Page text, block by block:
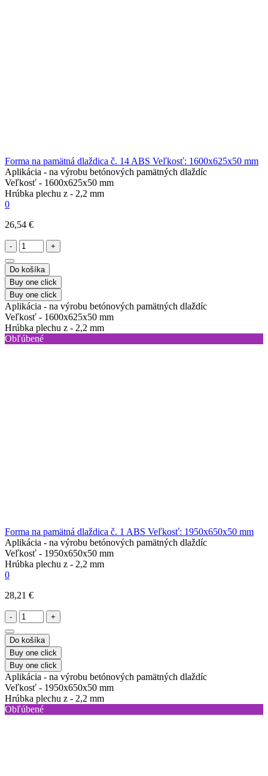
Forma na pamätná dlaždica č. 14 ABS Veľkosť: 1600х625х50 mm
Aplikácia - na výrobu betónových pamätných dlaždíc
Veľkosť - 1600х625х50 mm
Hrúbka plechu z - 2,2 mm
0
26,54 €
- +
Do košíka
Buy one click
Buy one click
Aplikácia - na výrobu betónových pamätných dlaždíc
Veľkosť - 1600х625х50 mm
Hrúbka plechu z - 2,2 mm
Obľúbené
Forma na pamätná dlaždica č. 1 ABS Veľkosť: 1950x650x50 mm
Aplikácia - na výrobu betónových pamätných dlaždíc
Veľkosť - 1950x650x50 mm
Hrúbka plechu z - 2,2 mm
0
28,21 €
- +
Do košíka
Buy one click
Buy one click
Aplikácia - na výrobu betónových pamätných dlaždíc
Veľkosť - 1950x650x50 mm
Hrúbka plechu z - 2,2 mm
Obľúbené